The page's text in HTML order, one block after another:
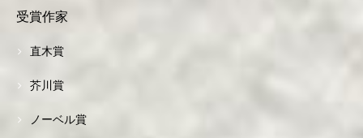
受賞作家
直木賞
芥川賞
ノーベル賞